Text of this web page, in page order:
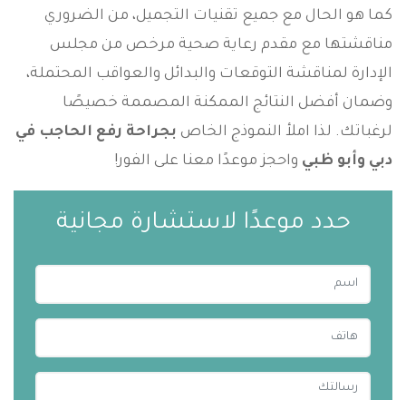
كما هو الحال مع جميع تقنيات التجميل، من الضروري
مناقشتها مع مقدم رعاية صحية مرخص من مجلس
الإدارة لمناقشة التوقعات والبدائل والعواقب المحتملة،
وضمان أفضل النتائج الممكنة المصممة خصيصًا
لرغباتك. لذا املأ النموذج الخاص بجراحة رفع الحاجب في
دبي وأبو ظبي واحجز موعدًا معنا على الفور!
حدد موعدًا لاستشارة مجانية